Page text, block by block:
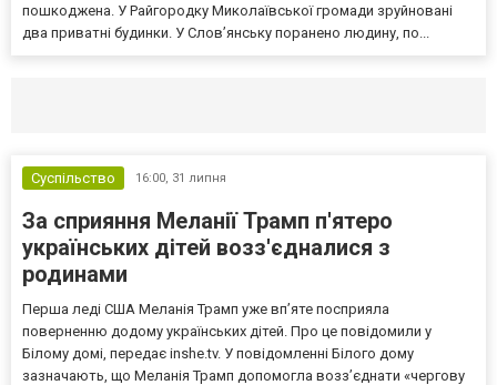
пошкоджена. У Райгородку Миколаївської громади зруйновані
два приватні будинки. У Слов’янську поранено людину, по...
Суспільство 16:00, 31 липня
За сприяння Меланії Трамп п'ятеро
українських дітей возз'єдналися з
родинами
Перша леді США Меланія Трамп уже впʼяте посприяла
поверненню додому українських дітей. Про це повідомили у
Білому домі, передає inshe.tv. У повідомленні Білого дому
зазначають, що Меланія Трамп допомогла возз’єднати «чергову